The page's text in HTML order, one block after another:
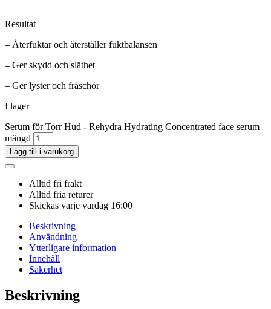
Resultat
– Återfuktar och återställer fuktbalansen
– Ger skydd och släthet
– Ger lyster och fräschör
I lager
Serum för Torr Hud - Rehydra Hydrating Concentrated face serum
mängd
Lägg till i varukorg
Alltid fri frakt
Alltid fria returer
Skickas varje vardag 16:00
Beskrivning
Användning
Ytterligare information
Innehåll
Säkerhet
Beskrivning